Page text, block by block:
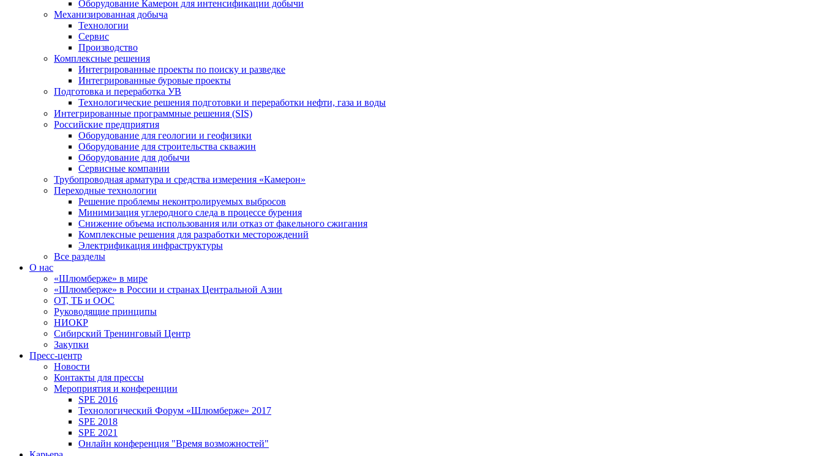
Оборудование Камерон для интенсификации добычи
Механизированная добыча
Технологии
Сервис
Производство
Комплексные решения
Интегрированные проекты по поиску и разведке
Интегрированные буровые проекты
Подготовка и переработка УВ
Технологические решения подготовки и переработки нефти, газа и воды
Интегрированные программные решения (SIS)
Российские предприятия
Оборудование для геологии и геофизики
Оборудование для строительства скважин
Оборудование для добычи
Сервисные компании
Трубопроводная арматура и средства измерения «Камерон»
Переходные технологии
Решение проблемы неконтролируемых выбросов
Минимизация углеродного следа в процессе бурения
Снижение объема использования или отказ от факельного сжигания
Комплексные решения для разработки месторождений
Электрификация инфраструктуры
Все разделы
О нас
«Шлюмберже» в мире
«Шлюмберже» в России и странах Центральной Азии
ОТ, ТБ и ООС
Руководящие принципы
НИОКР
Сибирский Тренинговый Центр
Закупки
Пресс-центр
Новости
Контакты для прессы
Мероприятия и конференции
SPE 2016
Технологический Форум «Шлюмберже» 2017
SPE 2018
SPE 2021
Онлайн конференция "Время возможностей"